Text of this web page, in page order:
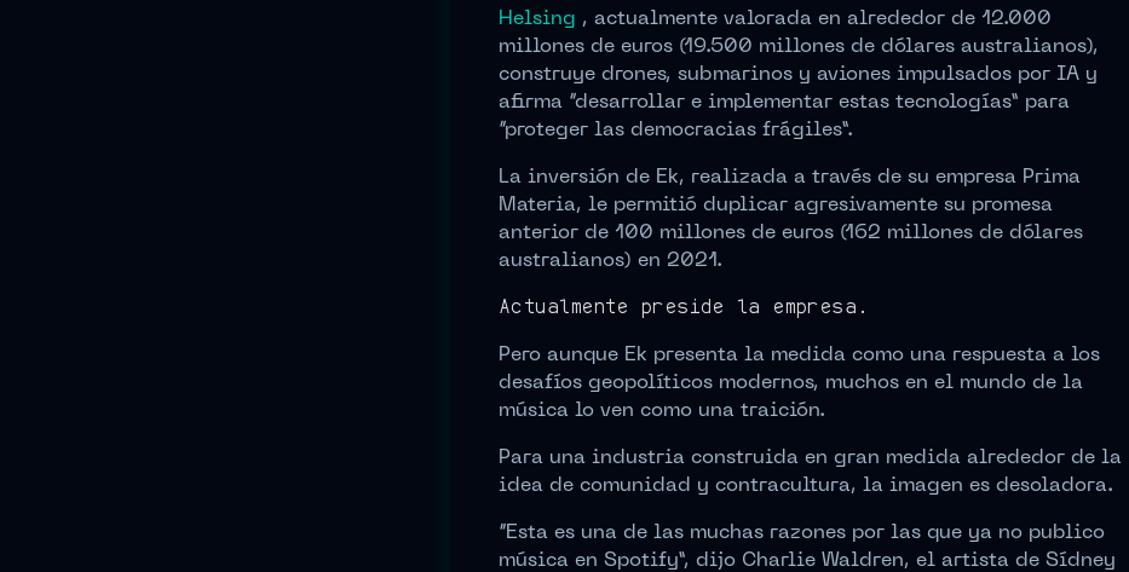
Helsing , actualmente valorada en alrededor de 12.000
millones de euros (19.500 millones de dólares australianos),
construye drones, submarinos y aviones impulsados ​​por IA y
afirma “desarrollar e implementar estas tecnologías” para
“proteger las democracias frágiles”.
La inversión de Ek, realizada a través de su empresa Prima
Materia, le permitió duplicar agresivamente su promesa
anterior de 100 millones de euros (162 millones de dólares
australianos) en 2021.
Actualmente preside la empresa.
Pero aunque Ek presenta la medida como una respuesta a los
desafíos geopolíticos modernos, muchos en el mundo de la
música lo ven como una traición.
Para una industria construida en gran medida alrededor de la
idea de comunidad y contracultura, la imagen es desoladora.
“Esta es una de las muchas razones por las que ya no publico
música en Spotify”, dijo Charlie Waldren, el artista de Sídney